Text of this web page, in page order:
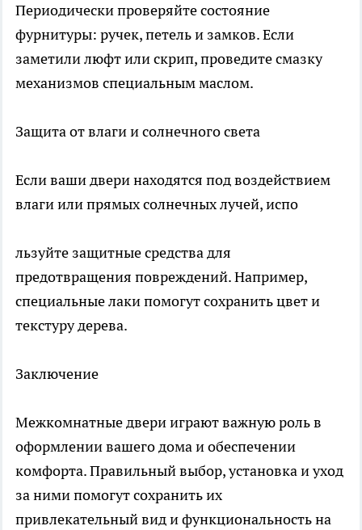
Периодически проверяйте состояние
фурнитуры: ручек, петель и замков. Если
заметили люфт или скрип, проведите смазку
механизмов специальным маслом.
Защита от влаги и солнечного света
Если ваши двери находятся под воздействием
влаги или прямых солнечных лучей, испо
льзуйте защитные средства для
предотвращения повреждений. Например,
специальные лаки помогут сохранить цвет и
текстуру дерева.
Заключение
Межкомнатные двери играют важную роль в
оформлении вашего дома и обеспечении
комфорта. Правильный выбор, установка и уход
за ними помогут сохранить их
привлекательный вид и функциональность на